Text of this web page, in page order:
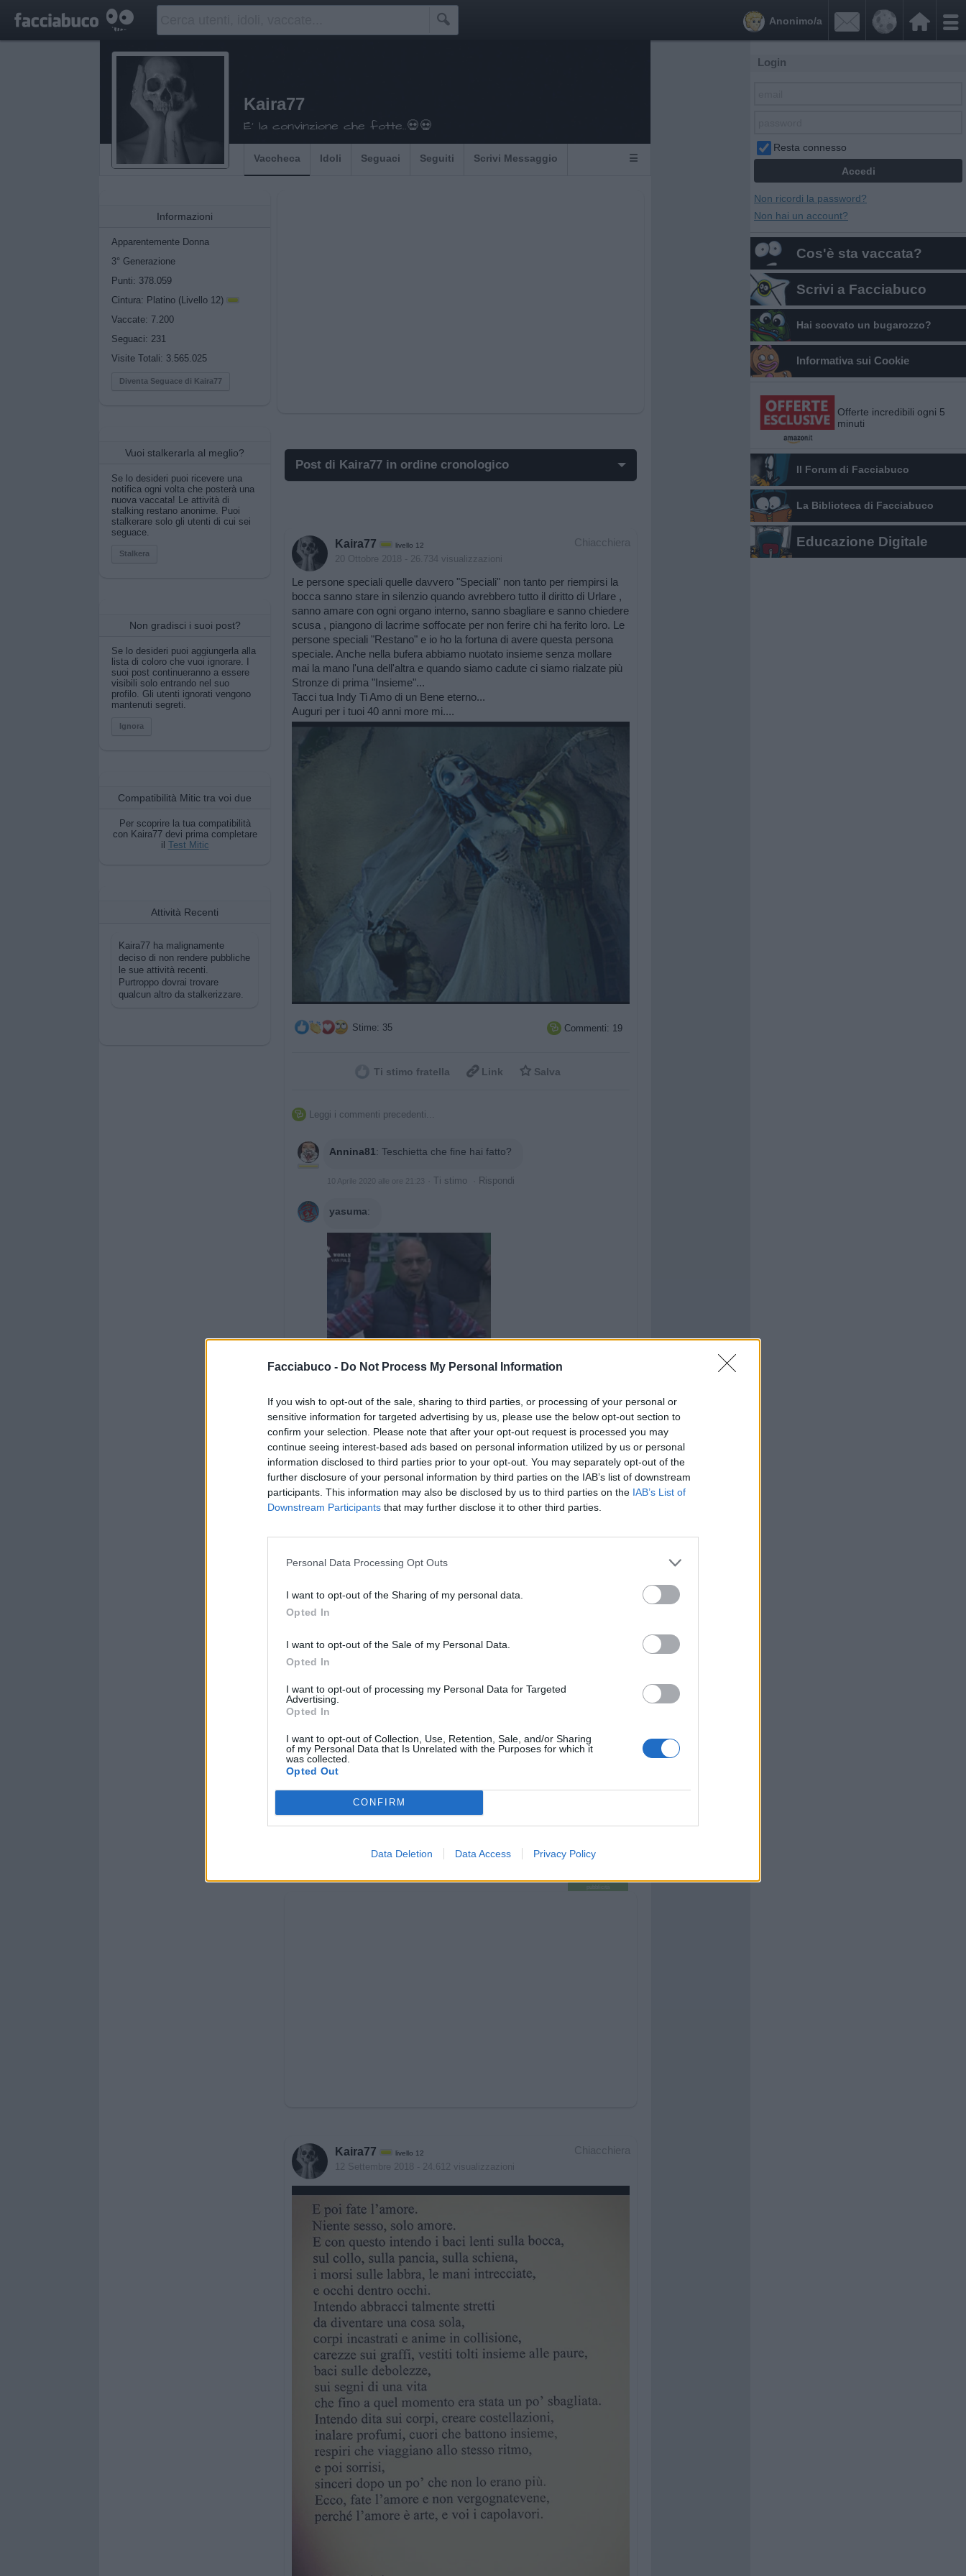
Facciabuco - Do Not Process My Personal Information
If you wish to opt-out of the sale, sharing to third parties, or processing of your personal or
sensitive information for targeted advertising by us, please use the below opt-out section to
confirm your selection. Please note that after your opt-out request is processed you may
continue seeing interest-based ads based on personal information utilized by us or personal
information disclosed to third parties prior to your opt-out. You may separately opt-out of the
further disclosure of your personal information by third parties on the IAB’s list of downstream
participants. This information may also be disclosed by us to third parties on the IAB’s List of
Downstream Participants that may further disclose it to other third parties.
Personal Data Processing Opt Outs
I want to opt-out of the Sharing of my personal data.
Opted In
I want to opt-out of the Sale of my Personal Data.
Opted In
I want to opt-out of processing my Personal Data for Targeted
Advertising.
Opted In
I want to opt-out of Collection, Use, Retention, Sale, and/or Sharing
of my Personal Data that Is Unrelated with the Purposes for which it
was collected.
Opted Out
CONFIRM
Data Deletion Data Access Privacy Policy
 

Anonimo/a
Kaira77
E' la convinzione che fotte..💀💀
Vaccheca Idoli Seguaci Seguiti Scrivi Messaggio ☰
Informazioni
Apparentemente Donna
3° Generazione
Punti: 378.059
Cintura: Platino (Livello 12)
Vaccate: 7.200
Seguaci: 231
Visite Totali: 3.565.025
Diventa Seguace di Kaira77
Vuoi stalkerarla al meglio?
Se lo desideri puoi ricevere una
notifica ogni volta che posterà una
nuova vaccata! Le attività di
stalking restano anonime. Puoi
stalkerare solo gli utenti di cui sei
seguace.
Stalkera
Non gradisci i suoi post?
Se lo desideri puoi aggiungerla alla
lista di coloro che vuoi ignorare. I
suoi post continueranno a essere
visibili solo entrando nel suo
profilo. Gli utenti ignorati vengono
mantenuti segreti.
Ignora
Compatibilità Mitic tra voi due
Per scoprire la tua compatibilità
con Kaira77 devi prima completare
il Test Mitic
Attività Recenti
Kaira77 ha malignamente
deciso di non rendere pubbliche
le sue attività recenti.
Purtroppo dovrai trovare
qualcun altro da stalkerizzare.
Post di Kaira77 in ordine cronologico
Post in cui hanno evocato Kaira77
Post commentati da Kaira77
Primi post di Kaira77
Chiacchiera
Kaira77 livello 12
20 Ottobre 2018 - 26.734 visualizzazioni
Le persone speciali quelle davvero "Speciali" non tanto per riempirsi la
bocca sanno stare in silenzio quando avrebbero tutto il diritto di Urlare ,
sanno amare con ogni organo interno, sanno sbagliare e sanno chiedere
scusa , piangono di lacrime soffocate per non ferire chi ha ferito loro. Le
persone speciali "Restano" e io ho la fortuna di avere questa persona
speciale. Anche nella bufera abbiamo nuotato insieme senza mollare
mai la mano l'una dell'altra e quando siamo cadute ci siamo rialzate più
Stronze di prima "Insieme"...
Tacci tua Indy Ti Amo di un Bene eterno...
Auguri per i tuoi 40 anni more mi....
Stime: 35  Commenti: 19
Ti stimo fratella  Link  Salva
 Leggi i commenti precedenti...
Annina81: Teschietta che fine hai fatto?
10 Aprile 2020 alle ore 21:23 Ti stimo Rispondi
yasuma:
OldWiz4rd:💀
24 Gennaio 2021 alle ore 19:53·Ti stimo·Rispondi
K55 :❤️❤️❤️❤️❤️❤️
Manchi😓
2 Febbraio 2023 alle ore 21:37 Ti stimo · Rispondi
pubblicità
Chiacchiera
Kaira77 livello 12
12 Settembre 2018 - 24.612 visualizzazioni
Login
Resta connesso
Non ricordi la password?
Non hai un account?
Cos'è sta vaccata?
Scrivi a Facciabuco
Hai scovato un bugarozzo?
Informativa sui Cookie
Offerte incredibili ogni 5
minuti
Il Forum di Facciabuco
La Biblioteca di Facciabuco
Educazione Digitale